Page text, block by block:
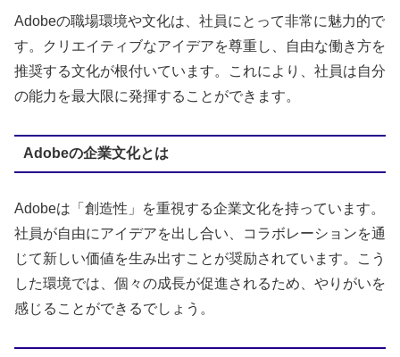
Adobeの職場環境や文化は、社員にとって非常に魅力的で
す。クリエイティブなアイデアを尊重し、自由な働き方を
推奨する文化が根付いています。これにより、社員は自分
の能力を最大限に発揮することができます。
Adobeの企業文化とは
Adobeは「創造性」を重視する企業文化を持っています。
社員が自由にアイデアを出し合い、コラボレーションを通
じて新しい価値を生み出すことが奨励されています。こう
した環境では、個々の成長が促進されるため、やりがいを
感じることができるでしょう。